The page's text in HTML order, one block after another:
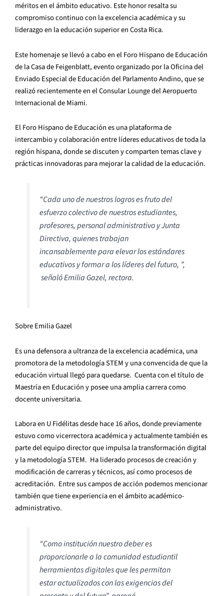
méritos en el ámbito educativo. Este honor resalta su
compromiso continuo con la excelencia académica y su
liderazgo en la educación superior en Costa Rica.
Este homenaje se llevó a cabo en el Foro Hispano de Educación
de la Casa de Feigenblatt, evento organizado por la Oficina del
Enviado Especial de Educación del Parlamento Andino, que se
realizó recientemente en el Consular Lounge del Aeropuerto
Internacional de Miami.
El Foro Hispano de Educación es una plataforma de
intercambio y colaboración entre líderes educativos de toda la
región hispana, donde se discuten y comparten temas clave y
prácticas innovadoras para mejorar la calidad de la educación.
“Cada uno de nuestros logros es fruto del
esfuerzo colectivo de nuestros estudiantes,
profesores, personal administrativo y Junta
Directiva, quienes trabajan
incansablemente para elevar los estándares
educativos y formar a los líderes del futuro, ”,
señaló Emilia Gazel, rectora.
Sobre Emilia Gazel
Es una defensora a ultranza de la excelencia académica, una
promotora de la metodología STEM y una convencida de que la
educación virtual llegó para quedarse. Cuenta con el título de
Maestría en Educación y posee una amplia carrera como
docente universitaria.
Labora en U Fidélitas desde hace 16 años, donde previamente
estuvo como vicerrectora académica y actualmente también es
parte del equipo director que impulsa la transformación digital
y la metodología STEM. Ha liderado procesos de creación y
modificación de carreras y técnicos, así como procesos de
acreditación. Entre sus campos de acción podemos mencionar
también que tiene experiencia en el ámbito académico-
administrativo.
“Como institución nuestro deber es
proporcionarle a la comunidad estudiantil
herramientas digitales que les permitan
estar actualizados con las exigencias del